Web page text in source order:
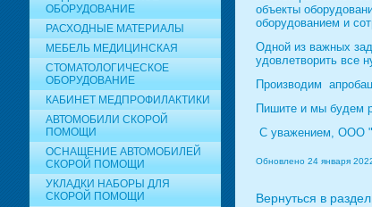
ОБОРУДОВАНИЕ
РАСХОДНЫЕ МАТЕРИАЛЫ
МЕБЕЛЬ МЕДИЦИНСКАЯ
СТОМАТОЛОГИЧЕСКОЕ
ОБОРУДОВАНИЕ
КАБИНЕТ МЕДПРОФИЛАКТИКИ
АВТОМОБИЛИ СКОРОЙ
ПОМОЩИ
ОСНАЩЕНИЕ АВТОМОБИЛЕЙ
СКОРОЙ ПОМОЩИ
УКЛАДКИ НАБОРЫ ДЛЯ
СКОРОЙ ПОМОЩИ
объекты
оборудованием и
Одной из важных
удовлетворить все
Производим
Пишите и мы будем
С уважением, ООО
Обновлено 24 января
Вернуться в раздел